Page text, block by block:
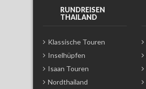
RUNDREISEN
THAILAND
Klassische Touren
Inselhüpfen
Isaan Touren
Nordthailand